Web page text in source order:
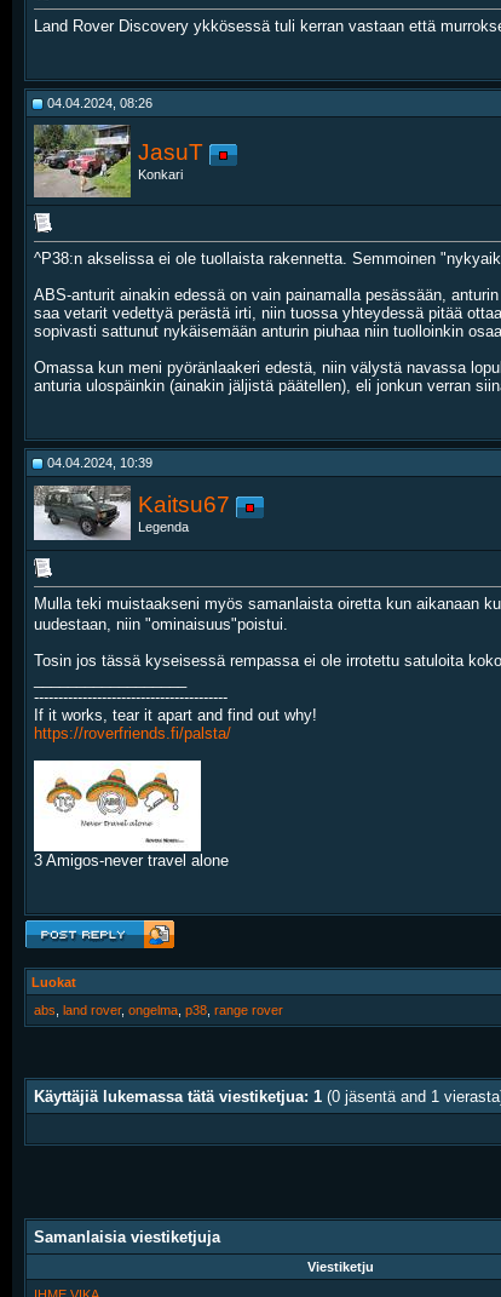
Land Rover Discovery ykkösessä tuli kerran vastaan että
04.04.2024, 08:26
JasuT
Konkari
^P38:n akselissa ei ole tuollaista rakennetta. Semmoinen
ABS-anturit ainakin edessä on vain painamalla pesässään,
saa vetarit vedettyä perästä irti, niin tuossa yhteydessä pitää
sopivasti sattunut nykäisemään anturin piuhaa niin tuolloinkin
Omassa kun meni pyöränlaakeri edestä, niin välystä navassa
anturia ulospäinkin (ainakin jäljistä päätellen), eli jonkun verran
04.04.2024, 10:39
Kaitsu67
Legenda
Mulla teki muistaakseni myös samanlaista oiretta kun aikanaan
uudestaan, niin "ominaisuus"poistui.
Tosin jos tässä kyseisessä rempassa ei ole irrotettu satuloita
----------------------------------------
If it works, tear it apart and find out why!
https://roverfriends.fi/palsta/
3 Amigos-never travel alone
Luokat
abs land rover, ongelma p38 range rover
Käyttäjiä lukemassa tätä viestiketjua: 1 (0 jäsentä and 1
Samanlaisia viestiketjuja
Viestiketju